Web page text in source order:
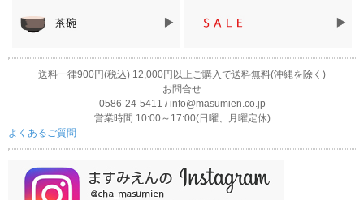
味わいデータ
渋味 ★☆☆☆☆
コク ★★★☆☆
名称 煎茶
送料一律900円(税込) 12,000円以上ご購入で送料無料(沖縄を除く)
お問合せ
0586-24-5411 / info@masumien.co.jp
営業時間 10:00～17:00(日曜、月曜定休)
よくあるご質問